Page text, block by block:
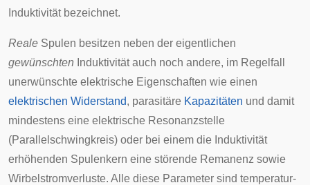
Induktivität bezeichnet.
Reale Spulen besitzen neben der eigentlichen
gewünschten Induktivität auch noch andere, im Regelfall
unerwünschte elektrische Eigenschaften wie einen
elektrischen Widerstand, parasitäre Kapazitäten und damit
mindestens eine elektrische Resonanzstelle
(Parallelschwingkreis) oder bei einem die Induktivität
erhöhenden Spulenkern eine störende Remanenz sowie
Wirbelstromverluste. Alle diese Parameter sind temperatur-